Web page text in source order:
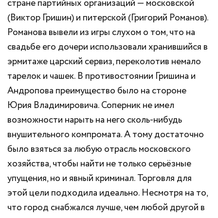
стране партийных организаций — московской
(Виктор Гришин) и питерской (Григорий Романов).
Романова вывели из игры слухом о том, что на
свадьбе его дочери использовали хранившийся в
эрмитаже царский сервиз, переколотив немало
тарелок и чашек. В противостоянии Гришина и
Андропова преимущество было на стороне
Юрия Владимировича. Соперник не имел
возможности нарыть на него сколь-нибудь
внушительного компромата. А тому достаточно
было взяться за любую отрасль московского
хозяйства, чтобы найти не только серьёзные
упущения, но и явный криминал. Торговля для
этой цели подходила идеально. Несмотря на то,
что город снабжался лучше, чем любой другой в